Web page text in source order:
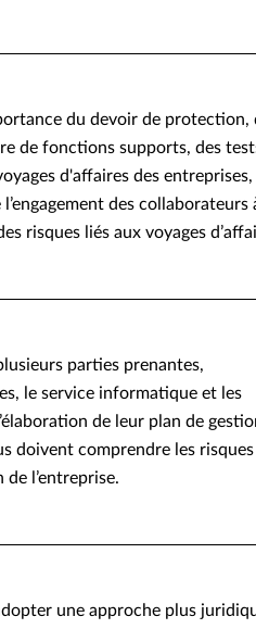
du devoir de protection,
de fonctions supports, des
d'affaires des entreprises,
des collaborateurs
risques liés aux voyages
parties prenantes,
le service informatique et les
de leur plan de
doivent comprendre les
l’entreprise.
une approche plus